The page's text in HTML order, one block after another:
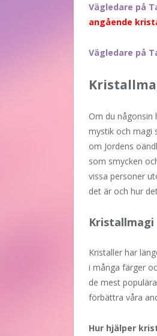
Vägledare på
angående
Vägledare på
Om du någonsin
mystik och magi
om Jordens
som smycken
vissa personer
det är och hur
Kristallmagi
Kristaller har
i många färger
de mest
förbättra våra
Hur hjälper